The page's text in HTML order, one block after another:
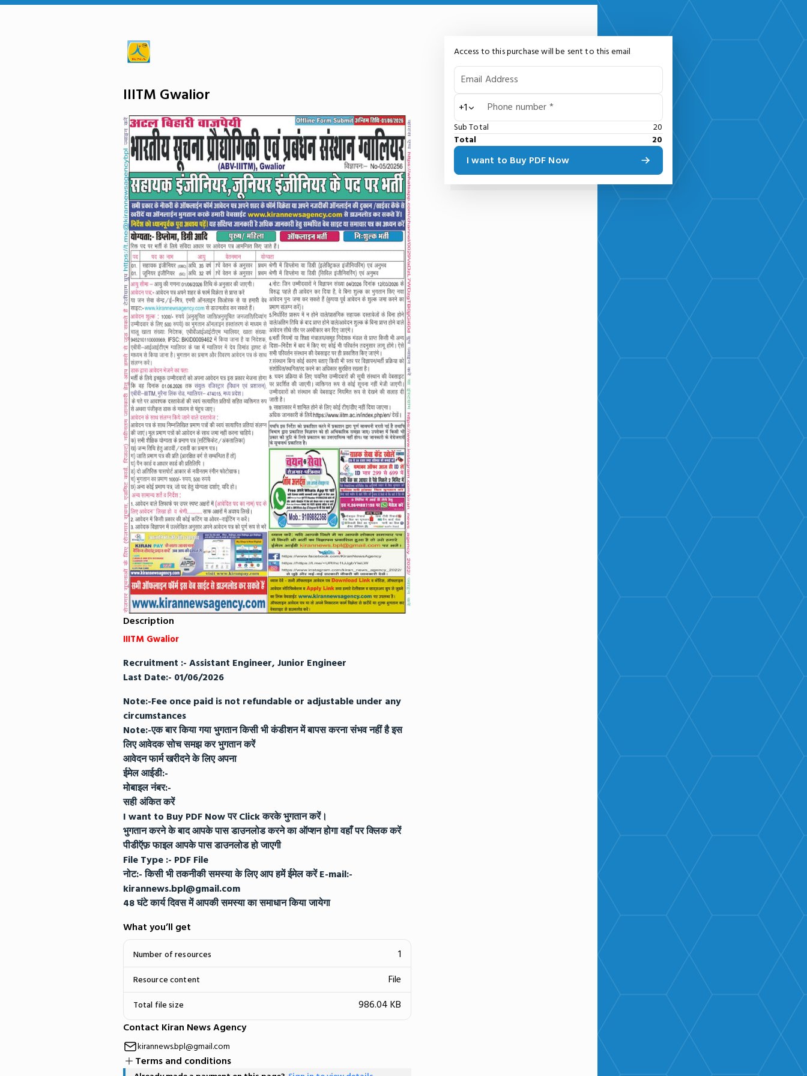
Access to this purchase will be sent to this email
Email Address
Phone number *
+1
Sub Total
20
Total
20
I want to Buy PDF Now
IIITM Gwalior
Description
IIITM Gwalior
Recruitment :- Assistant Engineer, Junior Engineer
Last Date:- 01/06/2026
​Note:-Fee once paid is not refundable or adjustable under any
circumstances
​Note:-एक बार किया गया भुगतान किसी भी कंडीशन में बापस करना संभव नहीं है इस
लिए आवेदक सोच समझ कर भुगतान करें
​आवेदन फार्म खरीदने के लिए अपना
ईमेल आईडी:-
​मोबाइल नंबर:-
​सही अंकित करें
I want to Buy PDF Now पर Click करके भुगतान करें।
​भुगतान करने के बाद आपके पास डाउनलोड करने का ऑप्शन होगा वहाँ पर क्लिक करें
पीडीऍफ़ फाइल आपके पास डाउनलोड हो जाएगी
​File Type :- PDF File
​नोट:- किसी भी तकनीकी समस्या के लिए आप हमें ईमेल करें E-mail:-
kirannews.bpl@gmail.com
48 घंटे कार्य दिवस में आपकी समस्या का समाधान किया जायेगा
What you’ll get
Number of resources 1
Resource content File
Total file size
986.04 KB
Contact Kiran News Agency
kirannews.bpl@gmail.com
Terms and conditions